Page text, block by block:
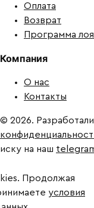
Оплата
Возврат
Программа
Компания
О нас
Контакты
© 2026. Разработали
на наш
Продолжая
условия